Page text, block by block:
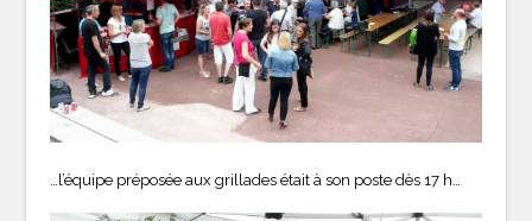
…l’équipe préposée aux grillades était à son poste dès 17 h…